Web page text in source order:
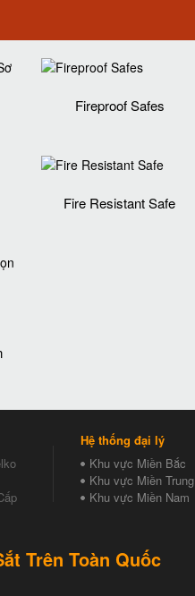
Fireproof Safes
Fire Resistant Safe
Hệ thống đại lý
Khu vực Miền Bắc
Khu vực Miền Trung
Khu vực Miền Nam
Trên Toàn Quốc